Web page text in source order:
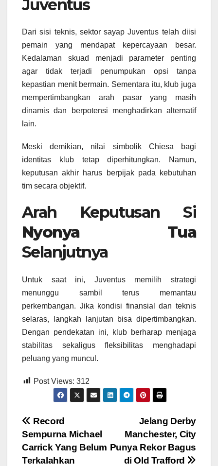
Juventus
Dari sisi teknis, sektor sayap Juventus telah diisi
pemain yang mendapat kepercayaan besar.
Kedalaman skuad menjadi parameter penting
agar tidak terjadi penumpukan opsi tanpa
kepastian menit bermain. Sementara itu, klub juga
mempertimbangkan arah pasar yang masih
dinamis dan berpotensi menghadirkan alternatif
lain.
Meski demikian, nilai simbolik Chiesa bagi
identitas klub tetap diperhitungkan. Namun,
keputusan akhir harus berpijak pada kebutuhan
tim secara objektif.
Arah Keputusan Si
Nyonya Tua
Selanjutnya
Untuk saat ini, Juventus memilih strategi
menunggu sambil terus memantau
perkembangan. Jika kondisi finansial dan teknis
selaras, langkah lanjutan bisa dipertimbangkan.
Dengan pendekatan ini, klub berharap menjaga
stabilitas sekaligus fleksibilitas menghadapi
peluang yang muncul.
Post Views: 312
Post
navigation
Jelang Derby
Manchester, City
Punya Rekor Bagus
di Old Trafford
Record
Sempurna Michael
Carrick Yang Belum
Terkalahkan